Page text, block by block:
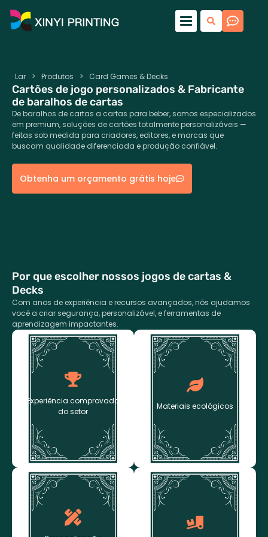
Lar > Produtos > Card Games & Decks
Cartões de jogo personalizados & Fabricante
de baralhos de cartas
De baralhos de cartas a cartas para beber, somos especializados
em premium, soluções de cartões totalmente personalizáveis ​​—
feitas sob medida para criadores, editores, e marcas que
buscam qualidade diferenciada e produção confiável.
Obtenha um orçamento grátis hoje
Experiência comprovada
do setor
comprovada do setor
Mais de duas décadas de
jogo de cartas &
experiência em fabricação
de decks para editoras e
instituições de jogos
globais experientes.
Materiais ecológicos
Materiais ecológicos
Usamos certificados, papel
ecológico e tintas à base
de soja — alinhando seus
Personalização
personalizada
Do tamanho do cartão,
terminar, e embalagens
Flexível & Responsivo
Quantidades mínimas de
pedido baixas,
prototipagem rápida, e
Por que escolher nossos jogos de cartas &
Decks
Com anos de experiência e recursos avançados, nós ajudamos
você a criar segurança, personalizável, e ferramentas de
aprendizagem impactantes.